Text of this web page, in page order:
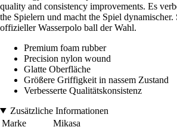
quality and consistency improvements. Es
the Spielern und macht the Spiel
offizieller Wasserpolo ball der Wahl.
Premium foam rubber
Precision nylon wound
Glatte Oberfläche
Größere Griffigkeit in nassem Zustand
Verbesserte Qualitätskonsistenz
Zusätzliche Informationen
Marke
Mikasa